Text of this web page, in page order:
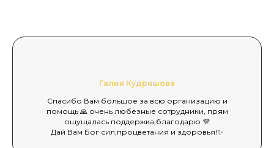
Галия Кудряшова
Спасибо Вам большое за всю организацию и
помощь 🙏 очень любезные сотрудники, прям
ощущалась поддержка,благодарю 💜
Дай Вам Бог сил,процветания и здоровья!✨